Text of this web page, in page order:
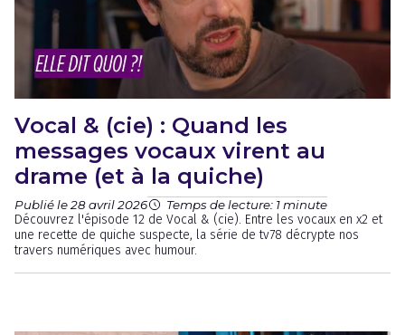
Vocal & (cie) : Quand les
messages vocaux virent au
drame (et à la quiche)
Publié le 28 avril 2026 Temps de lecture: 1 minute
Découvrez l'épisode 12 de Vocal & (cie). Entre les vocaux en x2 et
une recette de quiche suspecte, la série de tv78 décrypte nos
travers numériques avec humour.